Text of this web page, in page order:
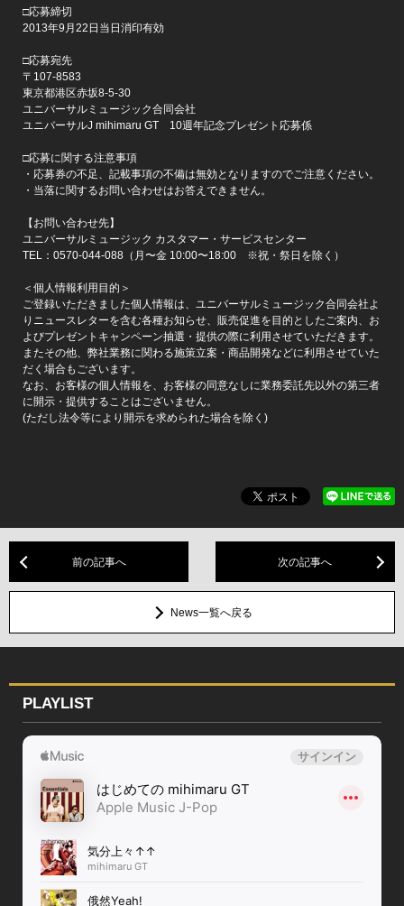
□応募締切
2013年9月22日当日消印有効
□応募宛先
〒107-8583
東京都港区赤坂8-5-30
ユニバーサルミュージック合同会社
ユニバーサルJ mihimaru GT 10週年記念プレゼント応募係
□応募に関する注意事項
・応募券の不足、記載事項の不備は無効となりますのでご注意ください。
・当落に関するお問い合わせはお答えできません。
【お問い合わせ先】
ユニバーサルミュージック カスタマー・サービスセンター
TEL：0570-044-088（月〜金 10:00〜18:00 ※祝・祭日を除く）
＜個人情報利用目的＞
ご登録いただきました個人情報は、ユニバーサルミュージック合同会社よ
りニュースレターを含む各種お知らせ、販売促進を目的としたご案内、お
よびプレゼントキャンペーン抽選・提供の際に利用させていただきます。
またその他、弊社業務に関わる施策立案・商品開発などに利用させていた
だく場合もございます。
なお、お客様の個人情報を、お客様の同意なしに業務委託先以外の第三者
に開示・提供することはございません。
(ただし法令等により開示を求められた場合を除く)
前の記事へ 次の記事へ
News一覧へ戻る
PLAYLIST